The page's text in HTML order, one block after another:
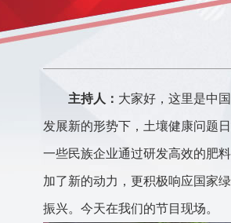
Video
主持人： 大家好，这里是中
发展新的形势下，土壤健康问题
一些民族企业通过研发高效的肥
加了新的动力，更积极响应国家
振兴。今天在我们的节目现场。